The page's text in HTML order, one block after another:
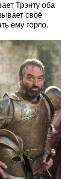
Трэнту оба
своё
ему горло.